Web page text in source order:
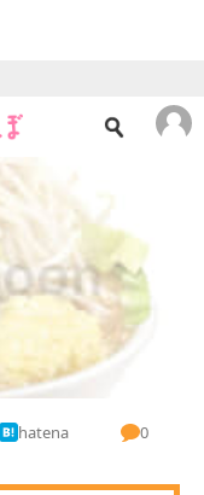
hatena 0